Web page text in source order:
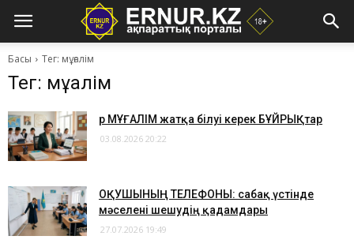
Басы Тег: мұғалім
Тег: мұғалім
Әр МҰҒАЛІМ жатқа білуі керек БҰЙРЫҚтар
03.08.2026 20:22
ОҚУШЫНЫҢ ТЕЛЕФОНЫ: сабақ үстінде
мәселені шешудің қадамдары
27.07.2026 19:49